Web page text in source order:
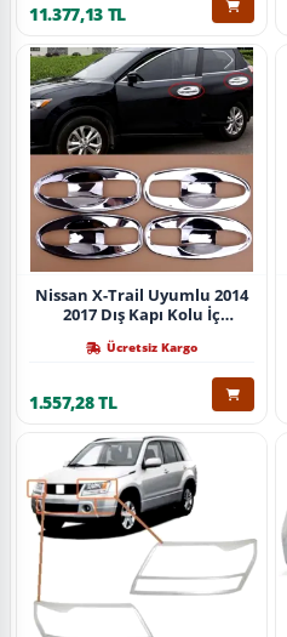
11.377,13 TL
Nissan X-Trail Uyumlu 2014
2017 Dış Kapı Kolu İç
Ücretsiz Kargo
1.557,28 TL